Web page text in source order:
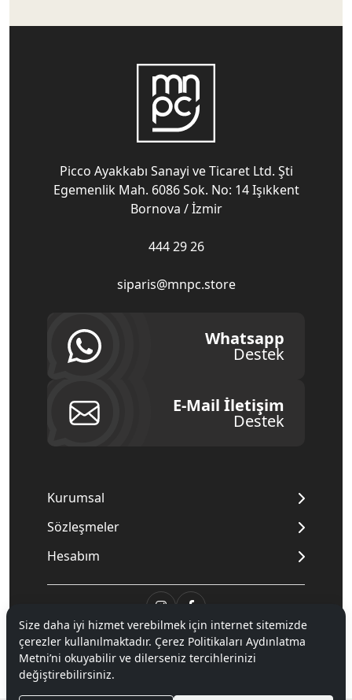
Picco Ayakkabı Sanayi ve Ticaret Ltd. Şti
Egemenlik Mah. 6086 Sok. No: 14 Işıkkent
Bornova / İzmir
444 29 26
siparis@mnpc.store
Whatsapp
Destek
E-Mail İletişim
Destek
Kurumsal
Sözleşmeler
Hesabım
© 2020Mnpc. Tüm hakları saklıdır.
Size daha iyi hizmet verebilmek için internet sitemizde
çerezler kullanılmaktadır. Çerez Politikaları Aydınlatma
Metni’ni okuyabilir ve dilerseniz tercihlerinizi
değiştirebilirsiniz.